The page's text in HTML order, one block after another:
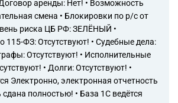
аренды: Нет! • Возможность
смена • Блокировки по р/с от
риска ЦБ РФ: ЗЕЛЁНЫЙ •
115-ФЗ: Отсутствуют! • Судебные дела:
Отсутствуют! • Исполнительные
• Долги: Отсутствуют! •
Электронно, электронная отчетность
полностью! • База 1С ведётся